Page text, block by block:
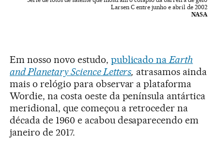
Larsen C entre junho e abril de 2002
NASA
Em nosso novo estudo, publicado na Earth
and Planetary Science Letters, atrasamos ainda
mais o relógio para observar a plataforma
Wordie, na costa oeste da península antártica
meridional, que começou a retroceder na
década de 1960 e acabou desaparecendo em
janeiro de 2017.